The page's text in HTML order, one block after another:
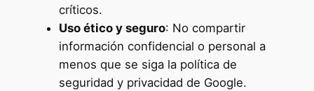
críticos.
Uso ético y seguro: No compartir
información confidencial o personal a
menos que se siga la política de
seguridad y privacidad de Google.